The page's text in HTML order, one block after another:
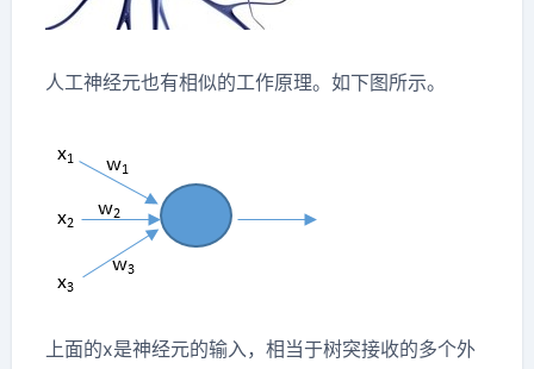
人工神经元也有相似的工作原理。如下图所示。
上面的x是神经元的输入，相当于树突接收的多个外